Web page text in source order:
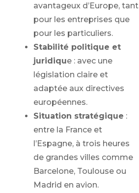
avantageux d’Europe, tant
pour les entreprises que
pour les particuliers.
Stabilité politique et
juridique : avec une
législation claire et
adaptée aux directives
européennes.
Situation stratégique :
entre la France et
l’Espagne, à trois heures
de grandes villes comme
Barcelone, Toulouse ou
Madrid en avion.